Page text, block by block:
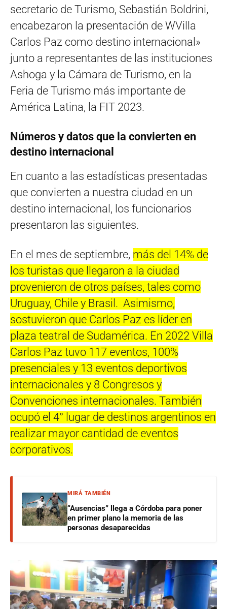
secretario de Turismo, Sebastián Boldrini,
encabezaron la presentación de WVilla
Carlos Paz como destino internacional»
junto a representantes de las instituciones
Ashoga y la Cámara de Turismo, en la
Feria de Turismo más importante de
América Latina, la FIT 2023.
Números y datos que la convierten en
destino internacional
En cuanto a las estadísticas presentadas
que convierten a nuestra ciudad en un
destino internacional, los funcionarios
presentaron las siguientes.
En el mes de septiembre, más del 14% de
los turistas que llegaron a la ciudad
provenieron de otros países, tales como
Uruguay, Chile y Brasil. Asimismo,
sostuvieron que Carlos Paz es líder en
plaza teatral de Sudamérica. En 2022 Villa
Carlos Paz tuvo 117 eventos, 100%
presenciales y 13 eventos deportivos
internacionales y 8 Congresos y
Convenciones internacionales. También
ocupó el 4° lugar de destinos argentinos en
realizar mayor cantidad de eventos
corporativos.
MIRÁ TAMBIÉN
“Ausencias” llega a Córdoba para poner
en primer plano la memoria de las
personas desaparecidas